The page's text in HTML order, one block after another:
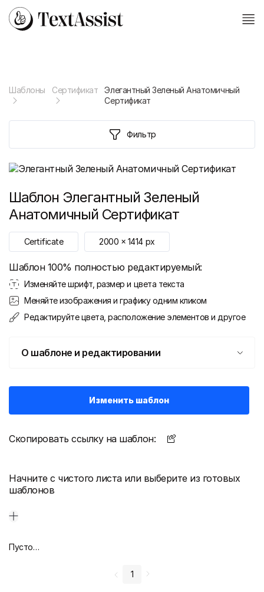
Шаблоны Сертификат
Элегантный Зеленый Анатомичный
Сертификат
Фильтр
Шаблон Элегантный Зеленый
Анатомичный Сертификат
Certificate 2000 x 1414 px
Шаблон 100% полностью редактируемый:
Изменяйте шрифт, размер и цвета текста
Меняйте изображения и графику одним кликом
Редактируйте цвета, расположение элементов и другое
О шаблоне и редактировании
Изменить шаблон
Скопировать ссылку на шаблон:
Начните с чистого листа или выберите из готовых
шаблонов
Пустой дизайн-макет
1